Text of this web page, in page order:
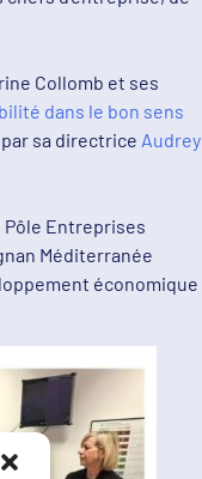
Collomb et ses
dans le bon sens
sa directrice Audrey
Entreprises
Méditerranée
économique